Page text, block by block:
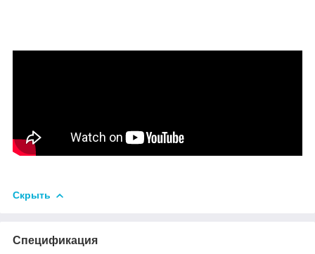
Скрыть
Спецификация